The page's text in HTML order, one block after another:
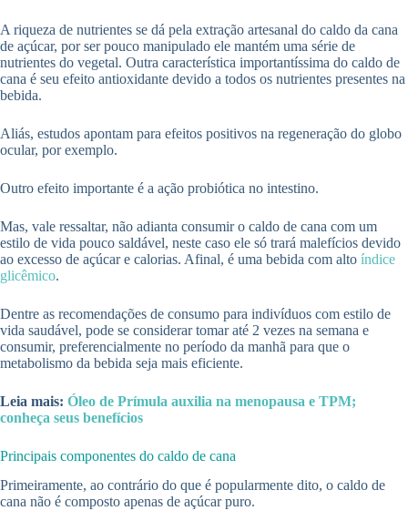
A riqueza de nutrientes se dá pela extração artesanal do caldo da cana
de açúcar, por ser pouco manipulado ele mantém uma série de
nutrientes do vegetal. Outra característica importantíssima do caldo de
cana é seu efeito antioxidante devido a todos os nutrientes presentes na
bebida.
Aliás, estudos apontam para efeitos positivos na regeneração do globo
ocular, por exemplo.
Outro efeito importante é a ação probiótica no intestino.
Mas, vale ressaltar, não adianta consumir o caldo de cana com um
estilo de vida pouco saldável, neste caso ele só trará malefícios devido
ao excesso de açúcar e calorias. Afinal, é uma bebida com alto índice
glicêmico.
Dentre as recomendações de consumo para indivíduos com estilo de
vida saudável, pode se considerar tomar até 2 vezes na semana e
consumir, preferencialmente no período da manhã para que o
metabolismo da bebida seja mais eficiente.
Leia mais: Óleo de Prímula auxilia na menopausa e TPM;
conheça seus benefícios
Principais componentes do caldo de cana
Primeiramente, ao contrário do que é popularmente dito, o caldo de
cana não é composto apenas de açúcar puro.